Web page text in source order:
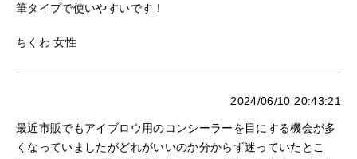
筆タイプで使いやすいです！
ちくわ 女性
2024/06/10 20:43:21
最近市販でもアイブロウ用のコンシーラーを目にする機会が多
くなっていましたがどれがいいのか分からず迷っていたとこ